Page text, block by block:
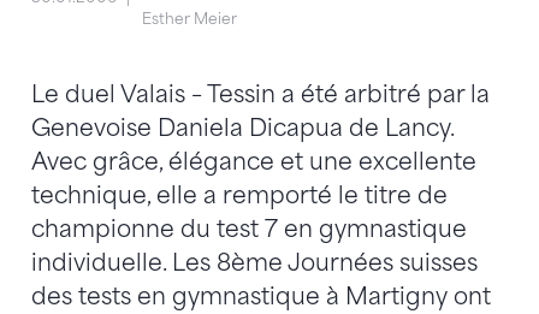
Esther Meier
Le duel Valais – Tessin a été arbitré par la
Genevoise Daniela Dicapua de Lancy.
Avec grâce, élégance et une excellente
technique, elle a remporté le titre de
championne du test 7 en gymnastique
individuelle. Les 8ème Journées suisses
des tests en gymnastique à Martigny ont